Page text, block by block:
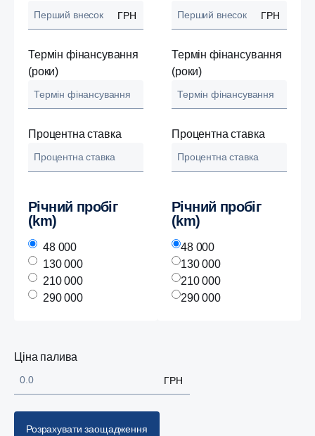
ГРН
Термін фінансування
(роки)
Процентна ставка
Річний пробіг
(km)
48 000
130 000
210 000
290 000
ГРН
Термін фінансування
(роки)
Процентна ставка
Річний пробіг
(km)
48 000
130 000
210 000
290 000
Ціна палива
ГРН
Розрахувати заощадження